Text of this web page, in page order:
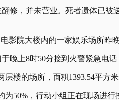
修，并未营业。死者遗体已被
影院大楼内的一家娱乐场所昨晚
晚上8时50分接到火警紧急电
楼的场所，面积1393.54平方
为50%，行动小组正在现场进行